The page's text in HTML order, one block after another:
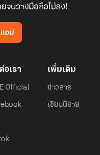
จนวางมือถือไม่ลง!
อป
อเรา
Official
เพิ่มเติม
ข่าวสาร
เขียนนิยาย